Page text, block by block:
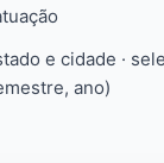
e cidade ·
ano)